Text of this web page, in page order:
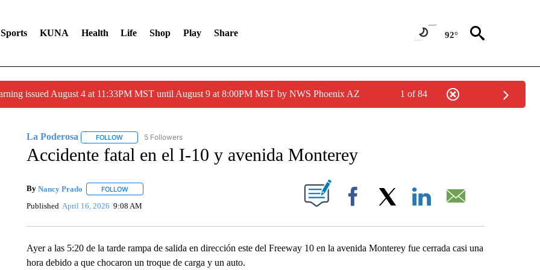
Sports KUNA Health Life Shop Play Share 92°
issued August 4 at 11:33PM MST until August 9 at 8:00PM MST by NWS Phoenix AZ 1 of 84
La Poderosa FOLLOWFOLLOW "LA PODEROSA" TO RECEIVE NOTIFICATIONS ABOUT NEW PAGES ON "LA PODEROSA".
5 Followers
Accidente fatal en el I-10 y avenida Monterey
By Nancy Prado FOLLOWFOLLOW "" TO RECEIVE NOTIFICATIONS ABOUT NEW PAGES ON "".
Published April 16, 2026 9:08 AM Facebook
Ayer a las 5:20 de la tarde rampa de salida en dirección este del Freeway 10 en la avenida Monterey fue cerrada casi una
hora debido a que chocaron un troque de carga y un auto.